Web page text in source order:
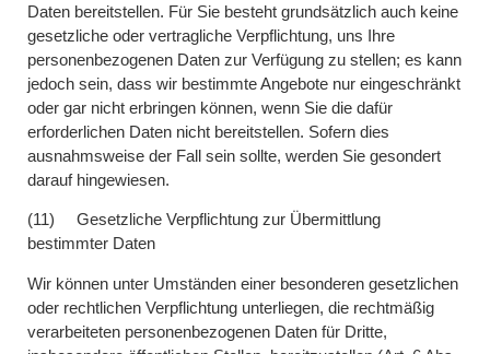
Daten bereitstellen. Für Sie besteht grundsätzlich auch keine
gesetzliche oder vertragliche Verpflichtung, uns Ihre
personenbezogenen Daten zur Verfügung zu stellen; es kann
jedoch sein, dass wir bestimmte Angebote nur eingeschränkt
oder gar nicht erbringen können, wenn Sie die dafür
erforderlichen Daten nicht bereitstellen. Sofern dies
ausnahmsweise der Fall sein sollte, werden Sie gesondert
darauf hingewiesen.
(11) Gesetzliche Verpflichtung zur Übermittlung
bestimmter Daten
Wir können unter Umständen einer besonderen gesetzlichen
oder rechtlichen Verpflichtung unterliegen, die rechtmäßig
verarbeiteten personenbezogenen Daten für Dritte,